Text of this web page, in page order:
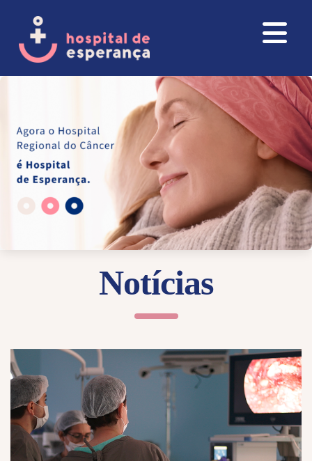
Notícias